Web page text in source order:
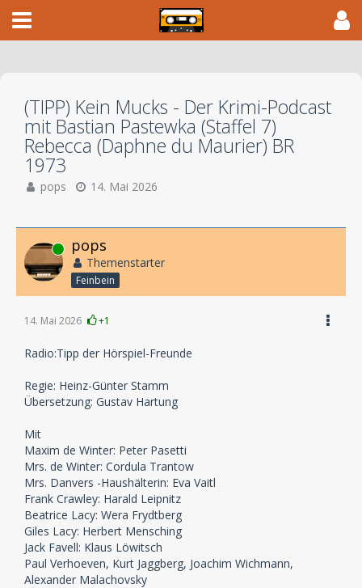
(TIPP) Kein Mucks - Der Krimi-Podcast
mit Bastian Pastewka (Staffel 7)
Rebecca (Daphne du Maurier) BR
1973
pops 14. Mai 2026
Online pops
Themenstarter
Feinbein
14. Mai 2026 +1
Radio:Tipp der Hörspiel-Freunde
Regie: Heinz-Günter Stamm
Übersetzung: Gustav Hartung
Mit
Maxim de Winter: Peter Pasetti
Mrs. de Winter: Cordula Trantow
Mrs. Danvers -Haushälterin: Eva Vaitl
Frank Crawley: Harald Leipnitz
Beatrice Lacy: Wera Frydtberg
Giles Lacy: Herbert Mensching
Jack Favell: Klaus Löwitsch
Paul Verhoeven, Kurt Jaggberg, Joachim Wichmann,
Alexander Malachovsky